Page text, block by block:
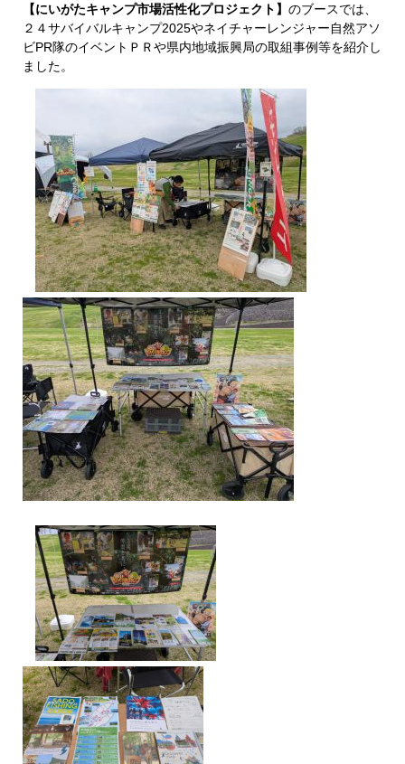
【にいがたキャンプ市場活性化プロジェクト】 のブースでは、
２４サバイバルキャンプ2025やネイチャーレンジャー自然アソ
ビPR隊のイベントＰＲや県内地域振興局の取組事例等を紹介し
ました。